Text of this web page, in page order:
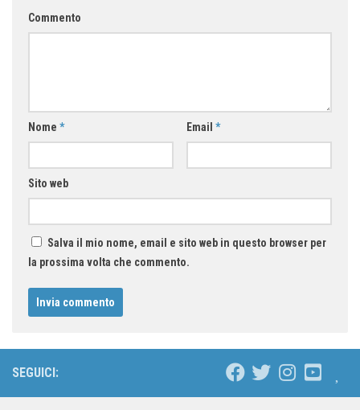
Commento
Nome * Email *
Sito web
Salva il mio nome, email e sito web in questo browser per
la prossima volta che commento.
SEGUICI: